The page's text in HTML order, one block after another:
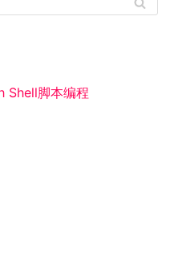
Shell脚本编程